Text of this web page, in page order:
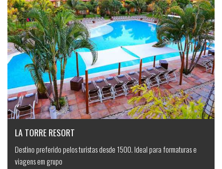
LA TORRE RESORT
Destino preferido pelos turistas desde 1500. Ideal para formaturas e
viagens em grupo